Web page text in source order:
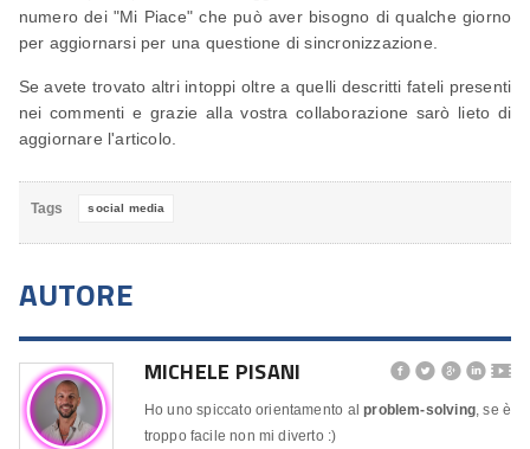
numero dei "Mi Piace" che può aver bisogno di qualche giorno
per aggiornarsi per una questione di sincronizzazione.
Se avete trovato altri intoppi oltre a quelli descritti fateli presenti
nei commenti e grazie alla vostra collaborazione sarò lieto di
aggiornare l'articolo.
Tags social media
AUTORE
MICHELE PISANI     🎬
Ho uno spiccato orientamento alproblem-solving, se è
troppo facile non mi diverto :)